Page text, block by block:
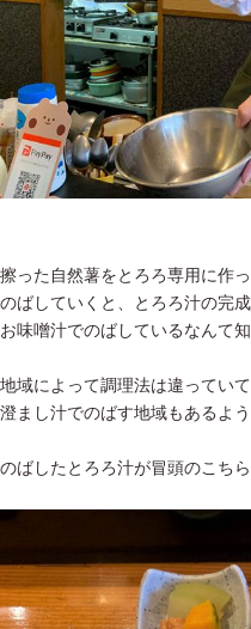
擦った自然薯をとろろ専用に作
のばしていくと、とろろ汁の完成
お味噌汁でのばしているなんて
地域によって調理法は違ってい
澄まし汁でのばす地域もあるよう
のばしたとろろ汁が冒頭のこちら